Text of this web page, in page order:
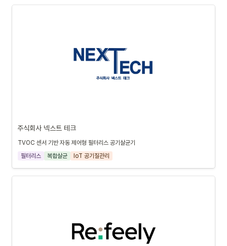
주식회사 넥스트 테크
TVOC 센서 기반 자동 제어형 필터리스 공기살균기
필터리스
복합살균 IoT 공기질관리